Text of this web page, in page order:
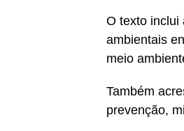
O texto inclui
ambientais
meio
Também
prevenção,